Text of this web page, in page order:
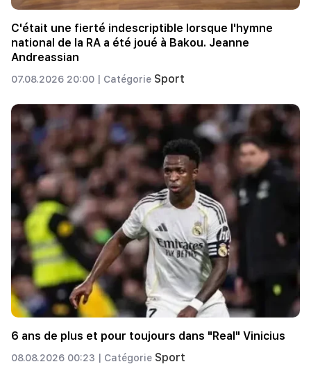
C'était une fierté indescriptible lorsque l'hymne
national de la RA a été joué à Bakou. Jeanne
Andreassian
07.08.2026 20:00 | Catégorie Sport
6 ans de plus et pour toujours dans "Real" Vinicius
08.08.2026 00:23 | Catégorie Sport